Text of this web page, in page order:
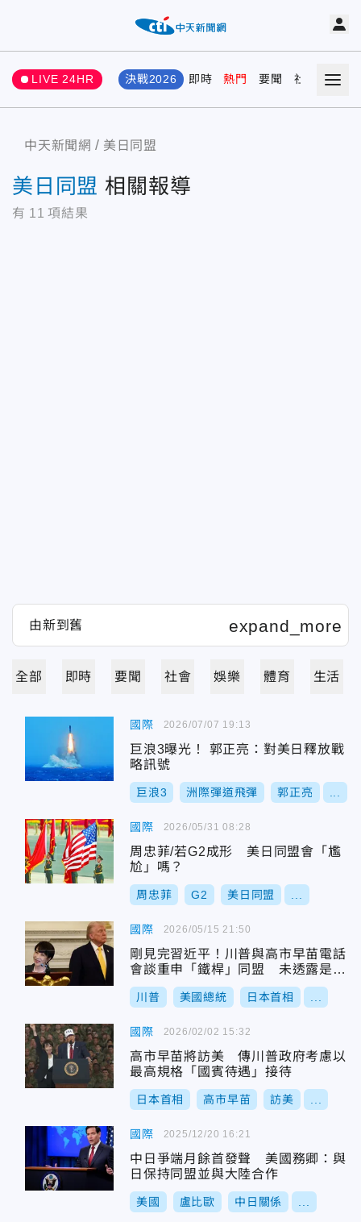
LIVE 24HR 決戰2026 即時 熱門 要聞 社會 娛樂
中天新聞網 美日同盟
美日同盟 相關報導
有 11 項結果
全部 即時 要聞 社會 娛樂 體育 生活
國際
巨浪3曝光！ 郭正亮：對美日釋放戰
略訊號
巨浪3 洲際彈道飛彈 郭正亮
2026/07/07 19:13
國際
周忠菲/若G2成形 美日同盟會「尷
尬」嗎？
周忠菲 G2 美日同盟
2026/05/31 08:28
國際
剛見完習近平！川普與高市早苗電話
會談重申「鐵桿」同盟 未透露是否
談台灣
川普 美國總統 日本首相
2026/05/15 21:50
國際
高市早苗將訪美 傳川普政府考慮以
最高規格「國賓待遇」接待
日本首相 高市早苗 訪美
2026/02/02 15:32
國際
中日爭端月餘首發聲 美國務卿：與
日保持同盟並與大陸合作
美國 盧比歐 中日關係
2025/12/20 16:21